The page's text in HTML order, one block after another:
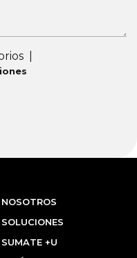
NOSOTROS
SOLUCIONES
SUMATE +U